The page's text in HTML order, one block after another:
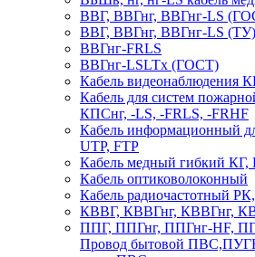
ВВГ, ВВГнг, ВВГнг-LS
ВВГ, ВВГнг, ВВГнг-LS (ТУ)
ВВГнг-FRLS
ВВГнг-LSLTx (ГОСТ)
Кабель видеонаблюдения
Кабель для систем
КПСнг, -LS, -FRLS, -FRHF
Кабель информационный
UTP, FTP
Кабель медный гибкий
Кабель оптиковолоконный
Кабель радиочастотный
КВВГ, КВВГнг, КВВГнг,
ППГ, ППГнг, ППГнг-HF,
Провод бытовой